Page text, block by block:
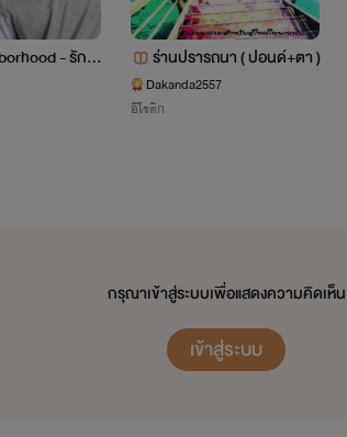
- รักน
ข้างบ้าน [บูมพี
ร่านปรารถนา ( ปอนด์+ตา )
Dakanda2557
อีโรติก
กรุณาเข้าสู่ระบบเพื่อแสดงความคิดเห็น
เข้าสู่ระบบ